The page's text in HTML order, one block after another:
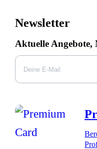
Newsletter
Aktuelle Angebote,